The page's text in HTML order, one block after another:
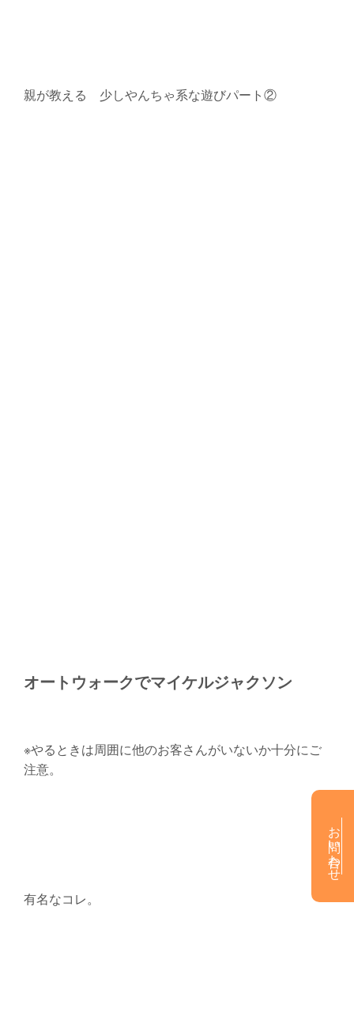
親が教える 少しやんちゃ系な遊びパート②
オートウォークでマイケルジャクソン
※やるときは周囲に他のお客さんがいないか十分にご
注意。
有名なコレ。
お問い合わせ